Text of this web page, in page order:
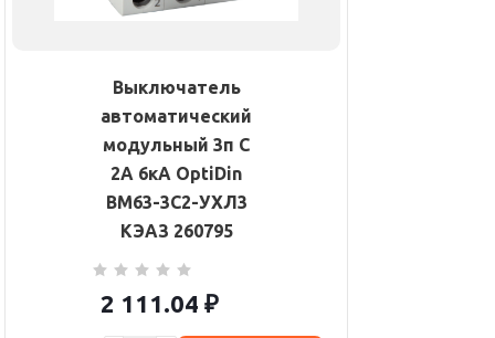
Выключатель
автоматический
модульный 3п C
2А 6кА OptiDin
BM63-3C2-УХЛ3
КЭАЗ 260795
2 111.04 ₽